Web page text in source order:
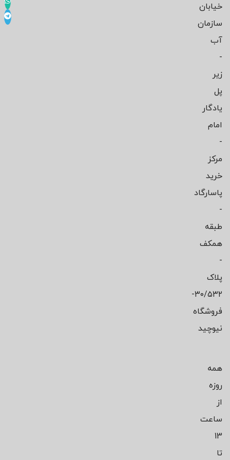
خیابان
سازمان
آب
-
زیر
پل
یادگار
امام
-
مرکز
خرید
پاسارگاد
-
طبقه
همکف
-
پلاک
۳۰/۵۳۲-
فروشگاه
نیوچید
همه
روزه
از
ساعت
13
تا